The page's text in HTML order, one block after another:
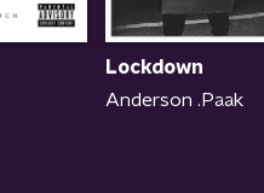
Lockdown
Anderson .Paak